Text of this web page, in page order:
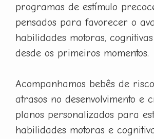
programas de estímulo
pensados para favorecer o
habilidades motoras,
desde os primeiros momentos.
Acompanhamos bebês de
atrasos no desenvolvimento e
planos personalizados para
habilidades motoras e